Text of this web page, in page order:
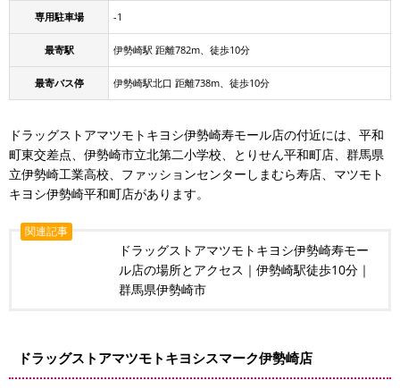
専用駐車場 -1
最寄駅 伊勢崎駅 距離782m、徒歩10分
最寄バス停 伊勢崎駅北口 距離738m、徒歩10分
ドラッグストアマツモトキヨシ伊勢崎寿モール店の付近には、平和
町東交差点、伊勢崎市立北第二小学校、とりせん平和町店、群馬県
立伊勢崎工業高校、ファッションセンターしまむら寿店、マツモト
キヨシ伊勢崎平和町店があります。
関連記事
ドラッグストアマツモトキヨシ伊勢崎寿モー
ル店の場所とアクセス｜伊勢崎駅徒歩10分｜
群馬県伊勢崎市
ドラッグストアマツモトキヨシスマーク伊勢崎店